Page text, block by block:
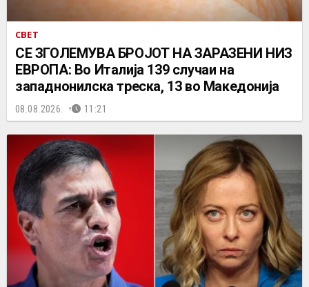
СВЕТ
СЕ ЗГОЛЕМУВА БРОЈОТ НА ЗАРАЗЕНИ НИЗ
ЕВРОПА: Во Италија 139 случаи на
западнонилска треска, 13 во Македонија
08.08.2026. 11:21